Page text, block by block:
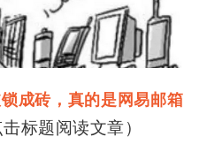
成砖，真的是网易邮箱
击标题阅读文章）